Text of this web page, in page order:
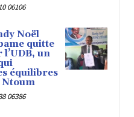
06106
Noël
quitte
l’UDB, un
équilibres
Ntoum
06386